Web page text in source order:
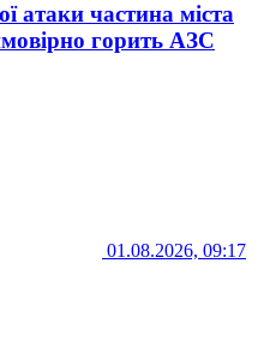
атаки частина міста
горить АЗС
01.08.2026, 09:17